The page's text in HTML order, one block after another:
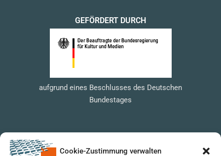
Cookie-Zustimmung verwalten
GEFÖRDERT DURCH
aufgrund eines Beschlusses des Deutschen
Bundestages